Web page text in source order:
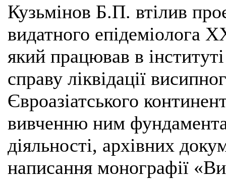
Кузьмінов Б.П. втілив
видатного епідеміолога
який працював в
справу ліквідації
Євроазіатського
вивченню ним
діяльності, архівних
написання монографії